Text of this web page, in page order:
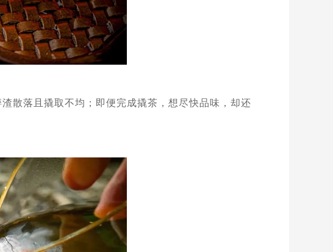
散落且撬取不均；即便完成撬茶，想尽快品味，却还